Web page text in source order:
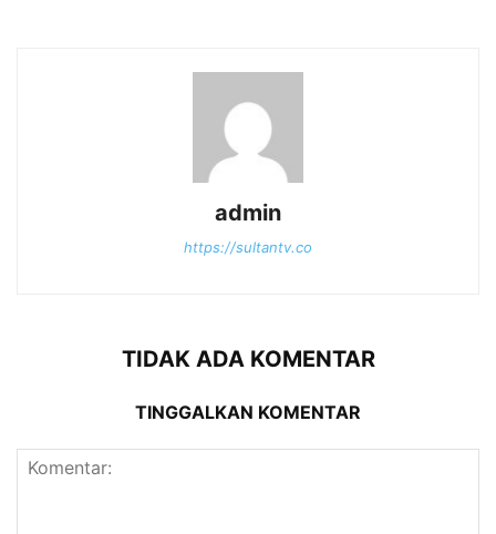
admin
https://sultantv.co
TIDAK ADA KOMENTAR
TINGGALKAN KOMENTAR